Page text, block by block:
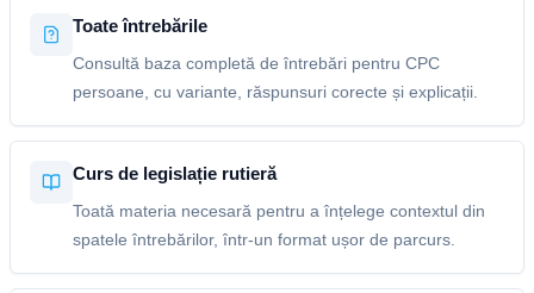
Toate întrebările
Consultă baza completă de întrebări pentru CPC
persoane, cu variante, răspunsuri corecte și explicații.
Curs de legislație rutieră
Toată materia necesară pentru a înțelege contextul din
spatele întrebărilor, într-un format ușor de parcurs.